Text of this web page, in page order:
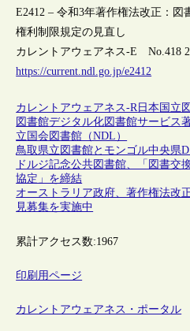
E2412 – 令和3年著作権法改正：図
権利制限規定の見直し
カレントアウェアネス-E No.418
https://current.ndl.go.jp/e2412
カレントアウェアネス-R日本 国立
図書館デジタル化図書館サービス
立国会図書館（NDL）
鳥取県立図書館とモンゴル中央県
ドルジ記念公共図書館、「図書交
協定」を締結
オーストラリア政府、著作権法改
見募集を実施中
累計アクセス数:1967
印刷用ページ
カレントアウェアネス・ポータル